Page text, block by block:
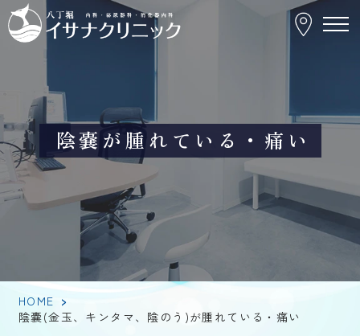
陰
の
う)
が
腫
い
陰嚢が腫れている・痛い
HOME >
陰嚢(金玉、キンタマ、陰のう)が腫れている・痛い